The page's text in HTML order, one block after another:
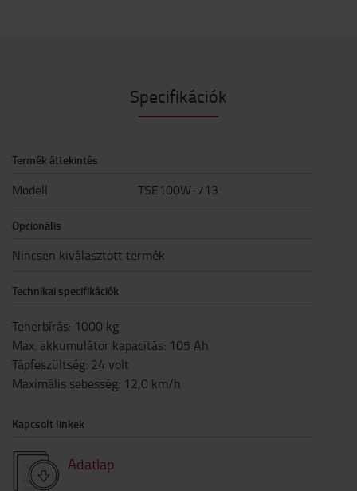
Specifikációk
Termék áttekintés
Modell TSE100W-713
Opcionális
Nincsen kiválasztott termék
Technikai specifikációk
Teherbírás: 1000 kg
Max. akkumulátor kapacitás: 105 Ah
Tápfeszültség: 24 volt
Maximális sebesség: 12,0 km/h
Kapcsolt linkek
Adatlap